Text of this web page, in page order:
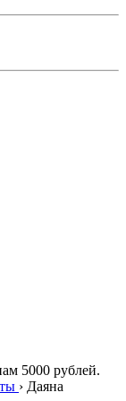
5000 рублей.
› Даяна